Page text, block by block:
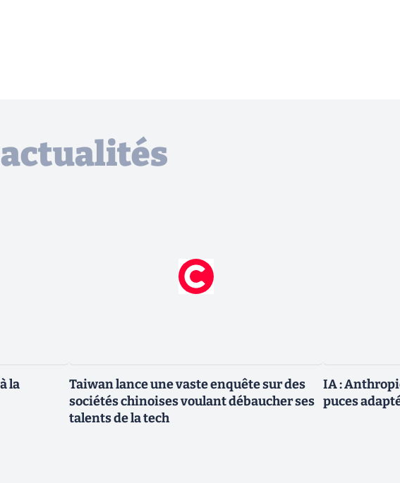
la
Taiwan lance une vaste enquête sur des
sociétés chinoises voulant débaucher ses
talents de la tech
IA :
puces